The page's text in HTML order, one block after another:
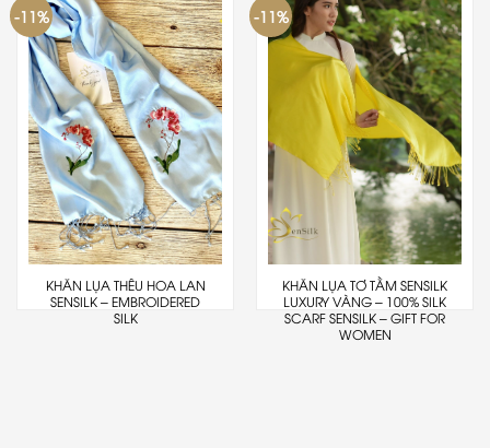
-11%
KHĂN LỤA THÊU HOA LAN
SENSILK – EMBROIDERED
SILK
-11%
KHĂN LỤA TƠ TẰM SENSILK
LUXURY VÀNG – 100% SILK
SCARF SENSILK – GIFT FOR
WOMEN